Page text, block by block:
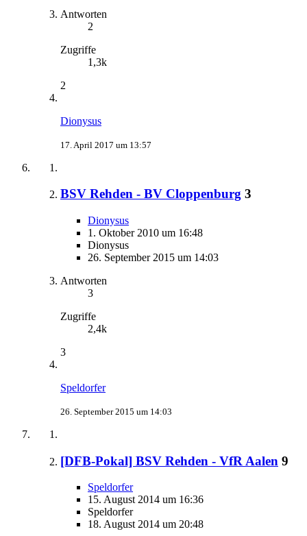
Antworten
2
Zugriffe
1,3k
2
Dionysus
17. April 2017 um 13:57
BSV Rehden - BV Cloppenburg 3
Dionysus
1. Oktober 2010 um 16:48
Dionysus
26. September 2015 um 14:03
Antworten
3
Zugriffe
2,4k
3
Speldorfer
26. September 2015 um 14:03
[DFB-Pokal] BSV Rehden - VfR Aalen 9
Speldorfer
15. August 2014 um 16:36
Speldorfer
18. August 2014 um 20:48